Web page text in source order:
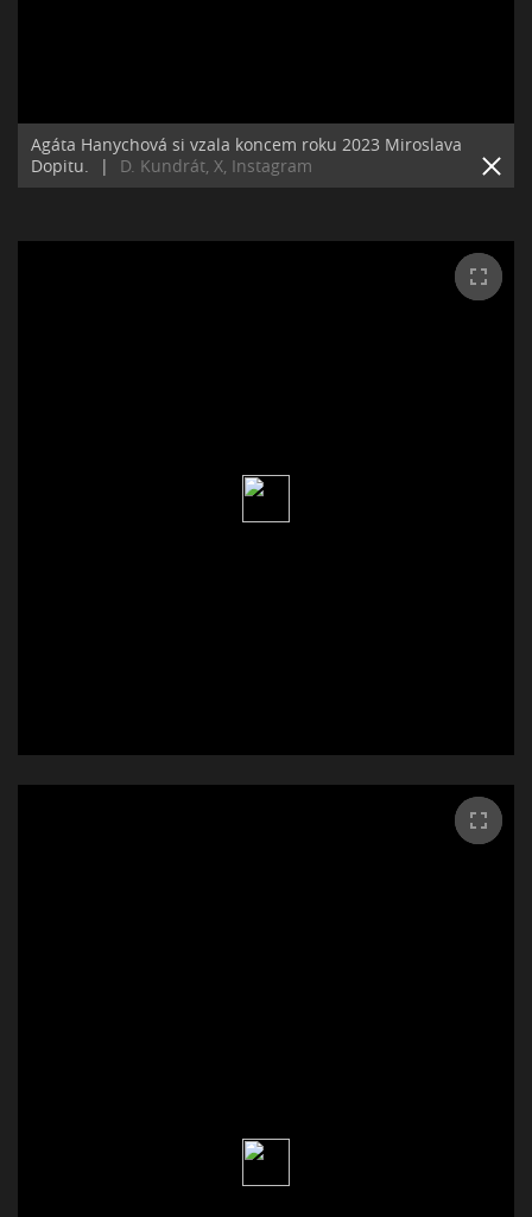
Agáta Hanychová si vzala koncem roku 2023 Miroslava
Dopitu.
| D. Kundrát, X, Instagram